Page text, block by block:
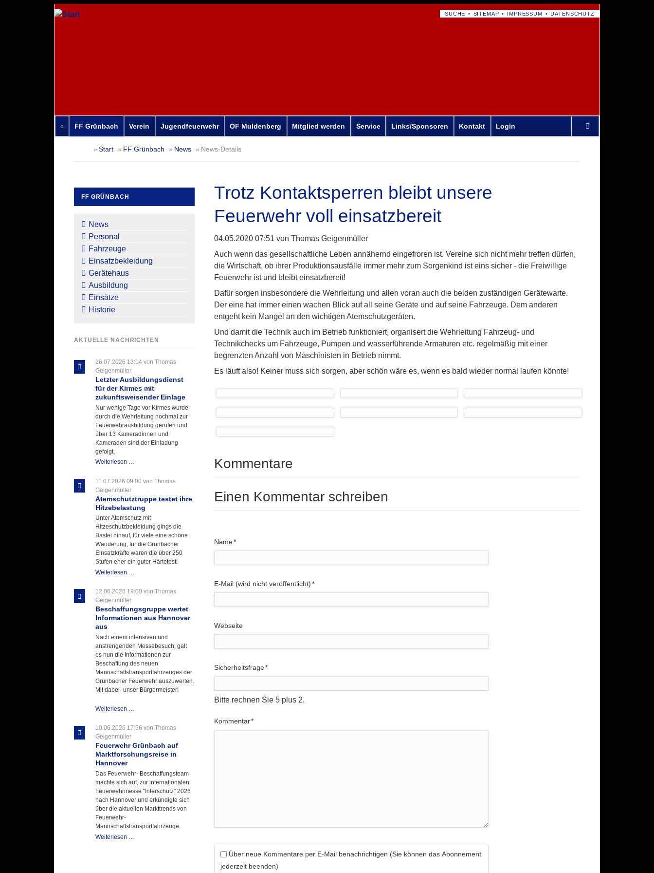
NAVIGATION
SUCHE SITEMAP IMPRESSUM DATENSCHUTZ
überspringen
FF Grünbach Verein Jugendfeuerwehr OF Muldenberg Mitglied werden Service Links/Sponsoren Kontakt Login
überspringen
Start FF Grünbach News News-Details
Trotz Kontaktsperren bleibt unsere
Feuerwehr voll einsatzbereit
04.05.2020 07:51 von Thomas Geigenmüller
Auch wenn das gesellschaftliche Leben annähernd eingefroren ist. Vereine sich nicht mehr treffen dürfen,
die Wirtschaft, ob ihrer Produktionsausfälle immer mehr zum Sorgenkind ist eins sicher - die Freiwillige
Feuerwehr ist und bleibt einsatzbereit!
Dafür sorgen insbesondere die Wehrleitung und allen voran auch die beiden zuständigen Gerätewarte.
Der eine hat immer einen wachen Blick auf all seine Geräte und auf seine Fahrzeuge. Dem anderen
entgeht kein Mangel an den wichtigen Atemschutzgeräten.
Und damit die Technik auch im Betrieb funktioniert, organisert die Wehrleitung Fahrzeug- und
Technikchecks um Fahrzeuge, Pumpen und wasserführende Armaturen etc. regelmäßig mit einer
begrenzten Anzahl von Maschinisten in Betrieb nimmt.
Es läuft also! Keiner muss sich sorgen, aber schön wäre es, wenn es bald wieder normal laufen könnte!
Kommentare
Einen Kommentar schreiben
Pflichtfeld
Name*
Pflichtfeld
E-Mail (wird nicht veröffentlicht)*
Webseite
Pflichtfeld
Sicherheitsfrage*
Bitte rechnen Sie 5 plus 2.
Pflichtfeld
Kommentar*
Über neue Kommentare per E-Mail benachrichtigen (Sie können das Abonnement
jederzeit beenden)
FF GRÜNBACH
überspringen
News
Personal
Fahrzeuge
Einsatzbekleidung
Gerätehaus
Ausbildung
Einsätze
Historie
AKTUELLE NACHRICHTEN
26.07.2026 13:14 von Thomas
Geigenmüller
Letzter Ausbildungsdienst
für der Kirmes mit
zukunftsweisender Einlage
Nur wenige Tage vor Kirmes wurde
durch die Wehrleitung nochmal zur
Feuerwehrausbildung gerufen und
über 13 Kameradinnen und
Kameraden sind der Einladung
gefolgt.
Weiterlesen …
für
Kirmes
mit
zukunftsweisender
Einlage
11.07.2026 09:00 von Thomas
Geigenmüller
Atemschutztruppe testet ihre
Hitzebelastung
Unter Atemschutz mit
Hitzeschutzbekleidung gings die
Bastei hinauf, für viele eine schöne
Wanderung, für die Grünbacher
Einsatzkräfte waren die über 250
Stufen eher ein guter Härtetest!
Weiterlesen …
ihre
12.06.2026 19:00 von Thomas
Geigenmüller
Beschaffungsgruppe wertet
Informationen aus Hannover
aus
Nach einem intensiven und
anstrengenden Messebesuch, galt
es nun die Informationen zur
Beschaffung des neuen
Mannschaftstransportfahrzeuges der
Grünbacher Feuerwehr auszuwerten.
Mit dabei- unser Bürgermeister!
Weiterlesen …
Informationen
Hannover
aus
10.06.2026 17:56 von Thomas
Geigenmüller
Feuerwehr Grünbach auf
Marktforschungsreise in
Hannover
Das Feuerwehr- Beschaffungsteam
machte sich auf, zur internationalen
Feuerwehrmesse "Interschutz" 2026
nach Hannover und erkündigte sich
über die aktuellen Markttrends von
Feuerwehr-
Mannschaftstransportfahrzeuge.
Weiterlesen …